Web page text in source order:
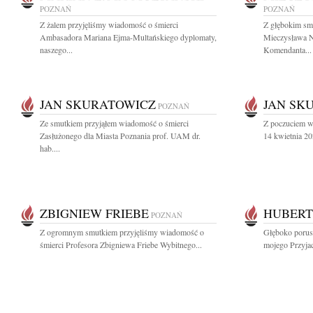
POZNAŃ
Z żalem przyjęliśmy wiadomość o śmierci
Ambasadora Mariana Ejma-Multańskiego dyplomaty,
naszego...
POZNAŃ
Z głębokim
Mieczysława
Komendanta...
JAN SKURATOWICZ POZNAŃ
Ze smutkiem przyjąłem wiadomość o śmierci
Zasłużonego dla Miasta Poznania prof. UAM dr.
hab....
JAN
Z poczuciem
14 kwietnia
ZBIGNIEW FRIEBE POZNAŃ
Z ogromnym smutkiem przyjęliśmy wiadomość o
śmierci Profesora Zbigniewa Friebe Wybitnego...
Głęboko
mojego